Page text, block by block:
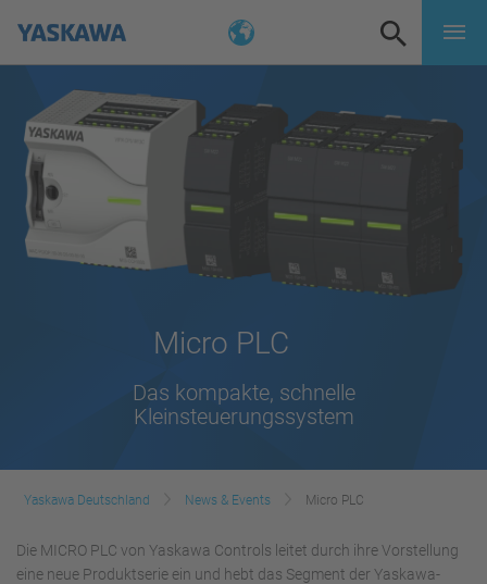
Micro PLC
Das kompakte, schnelle
Kleinsteuerungssystem
Yaskawa Deutschland News & Events Micro PLC
Die MICRO PLC von Yaskawa Controls leitet durch ihre Vorstellung
eine neue Produktserie ein und hebt das Segment der Yaskawa-